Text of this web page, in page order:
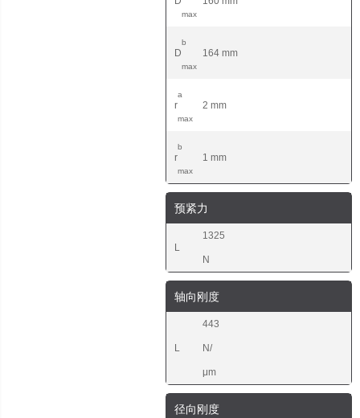
max
D
b
max
164 mm
r
a
max
2 mm
r
b
max
1 mm
预紧力
L
1325
N
轴向刚度
L
443
N/
μm
径向刚度